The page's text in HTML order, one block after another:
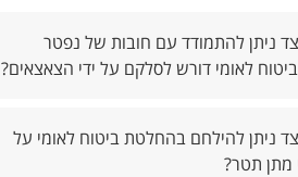
ניתן להתמודד עם חובות של נפטר
לאומי דורש לסלקם על ידי הצאצאים?
ניתן להילחם בהחלטת ביטוח לאומי על
מתן תטר?